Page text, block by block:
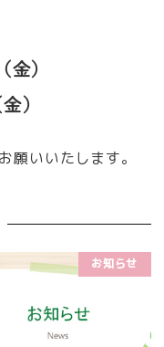
金）
）
願いいたします。
お知らせ